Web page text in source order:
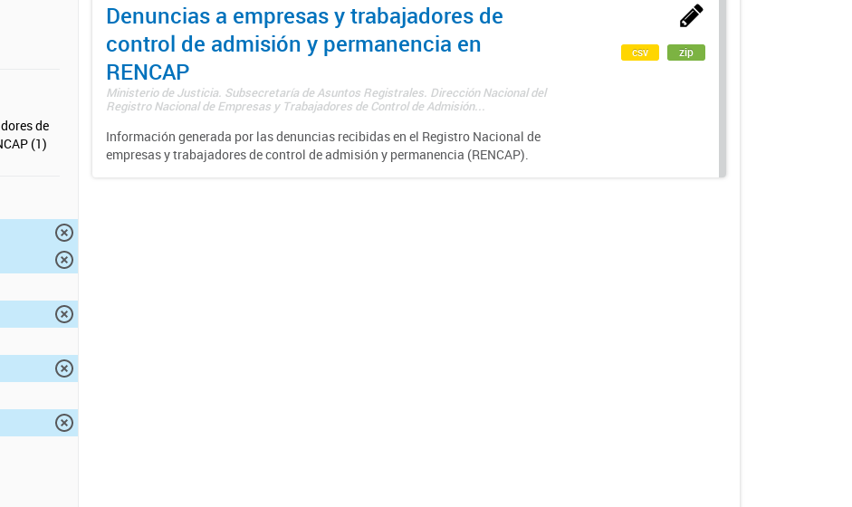
de
(1)
Denuncias a empresas y trabajadores de
control de admisión y permanencia en
RENCAP
Ministerio de Justicia. Subsecretaría de Asuntos Registrales. Dirección Nacional del
Registro Nacional de Empresas y Trabajadores de Control de Admisión...
Información generada por las denuncias recibidas en el Registro Nacional de
empresas y trabajadores de control de admisión y permanencia (RENCAP).
csv zip